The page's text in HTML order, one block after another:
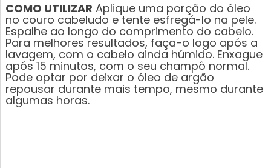
COMO UTILIZAR Aplique uma porção do óleo
no couro cabeludo e tente esfregá-lo na pele.
Espalhe ao longo do comprimento do cabelo.
Para melhores resultados, faça-o logo após a
lavagem, com o cabelo ainda húmido. Enxague
após 15 minutos, com o seu champô normal.
Pode optar por deixar o óleo de argão
repousar durante mais tempo, mesmo durante
algumas horas.